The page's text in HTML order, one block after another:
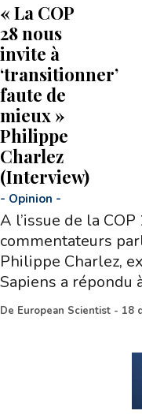
« La COP
28 nous
invite à
‘transitionner’
faute de
mieux »
Philippe
Charlez
(Interview)
- Opinion -
A l’issue de la
commentateurs
Philippe Charlez,
Sapiens a répondu
De European Scientist - 18